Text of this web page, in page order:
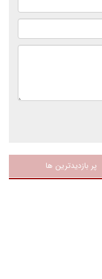
پر بازدیدترین ها